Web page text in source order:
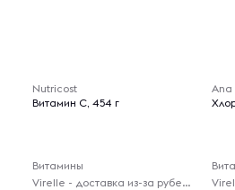
Nutricost
Витамин C, 454 г
Витамины
Virelle - доставка из-за рубежа
Ana